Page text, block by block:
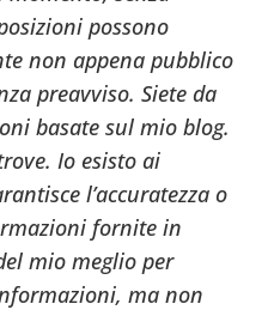
possono
non appena pubblico
preavviso. Siete da
basate sul mio blog.
Io esisto ai
l’accuratezza o
fornite in
mio meglio per
ma non